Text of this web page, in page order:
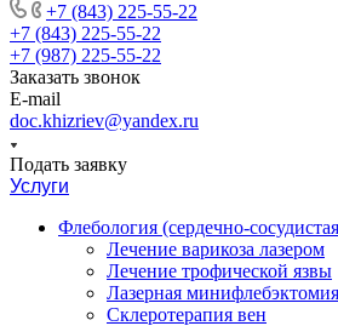
+7 (843) 225-55-22
+7 (843) 225-55-22
+7 (987) 225-55-22
Заказать звонок
E-mail
doc.khizriev@yandex.ru
Подать заявку
Услуги
Флебология (сердечно-
Лечение варикоза лазером
Лечение трофической язвы
Лазерная минифлебэктомия
Cклеротерапия вен